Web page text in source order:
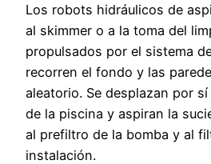
Los robots hidráulicos de
al skimmer o a la toma del
propulsados por el sistema
recorren el fondo y las
aleatorio. Se desplazan por
de la piscina y aspiran la
al prefiltro de la bomba y al
instalación.